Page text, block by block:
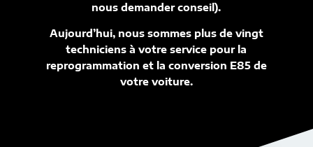
nous demander conseil).
Aujourd’hui, nous sommes plus de vingt
techniciens à votre service pour la
reprogrammation et la conversion E85 de
votre voiture.